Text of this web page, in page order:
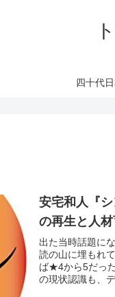
四十代
安宅和人『
の再生と人
出た当時話題に
読の山に埋もれ
ば★4から5だっ
の現状認識も、